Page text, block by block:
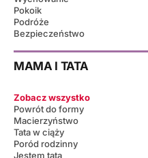
Pokoik
Podróże
Bezpieczeństwo
MAMA I TATA
Zobacz wszystko
Powrót do formy
Macierzyństwo
Tata w ciąży
Poród rodzinny
Jestem tatą